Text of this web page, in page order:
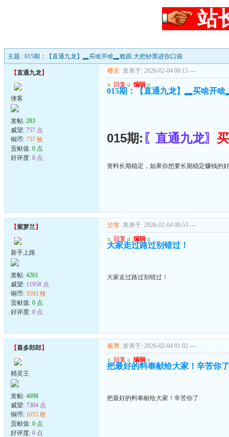
站
主题 : 015期：【直通九龙】▂买啥开啥▂敢跟.大把钞票进你口袋.
【直通九龙】
侠客
发帖: 283
威望: 757 点
铜币: 757 枚
贡献值: 0 点
好评度: 0 点
楼主 发表于: 2026-02-04 00:15 ---
u 回复 u 编辑 u
015期：【直通九龙】▂买啥开
015期: 〖直通九龙〗
资料长期稳定，如果你想要长期稳定赚钱的
【紫萝兰】
新手上路
发帖: 4261
威望: 11958 点
铜币: 3593 枚
贡献值: 0 点
好评度: 0 点
沙发 发表于: 2026-02-04 00:53 ---
u 回复 u 编辑 u
大家走过路过别错过！
大家走过路过别错过！
【喜多郎郎】
精灵王
发帖: 4698
威望: 7304 点
铜币: 1655 枚
贡献值: 0 点
好评度: 0 点
板凳 发表于: 2026-02-04 01:02 ---
u 回复 u 编辑 u
把最好的料奉献给大家！辛苦你了
把最好的料奉献给大家！辛苦你了